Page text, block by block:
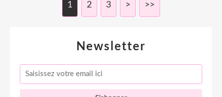
1 2 3 > >>
Newsletter